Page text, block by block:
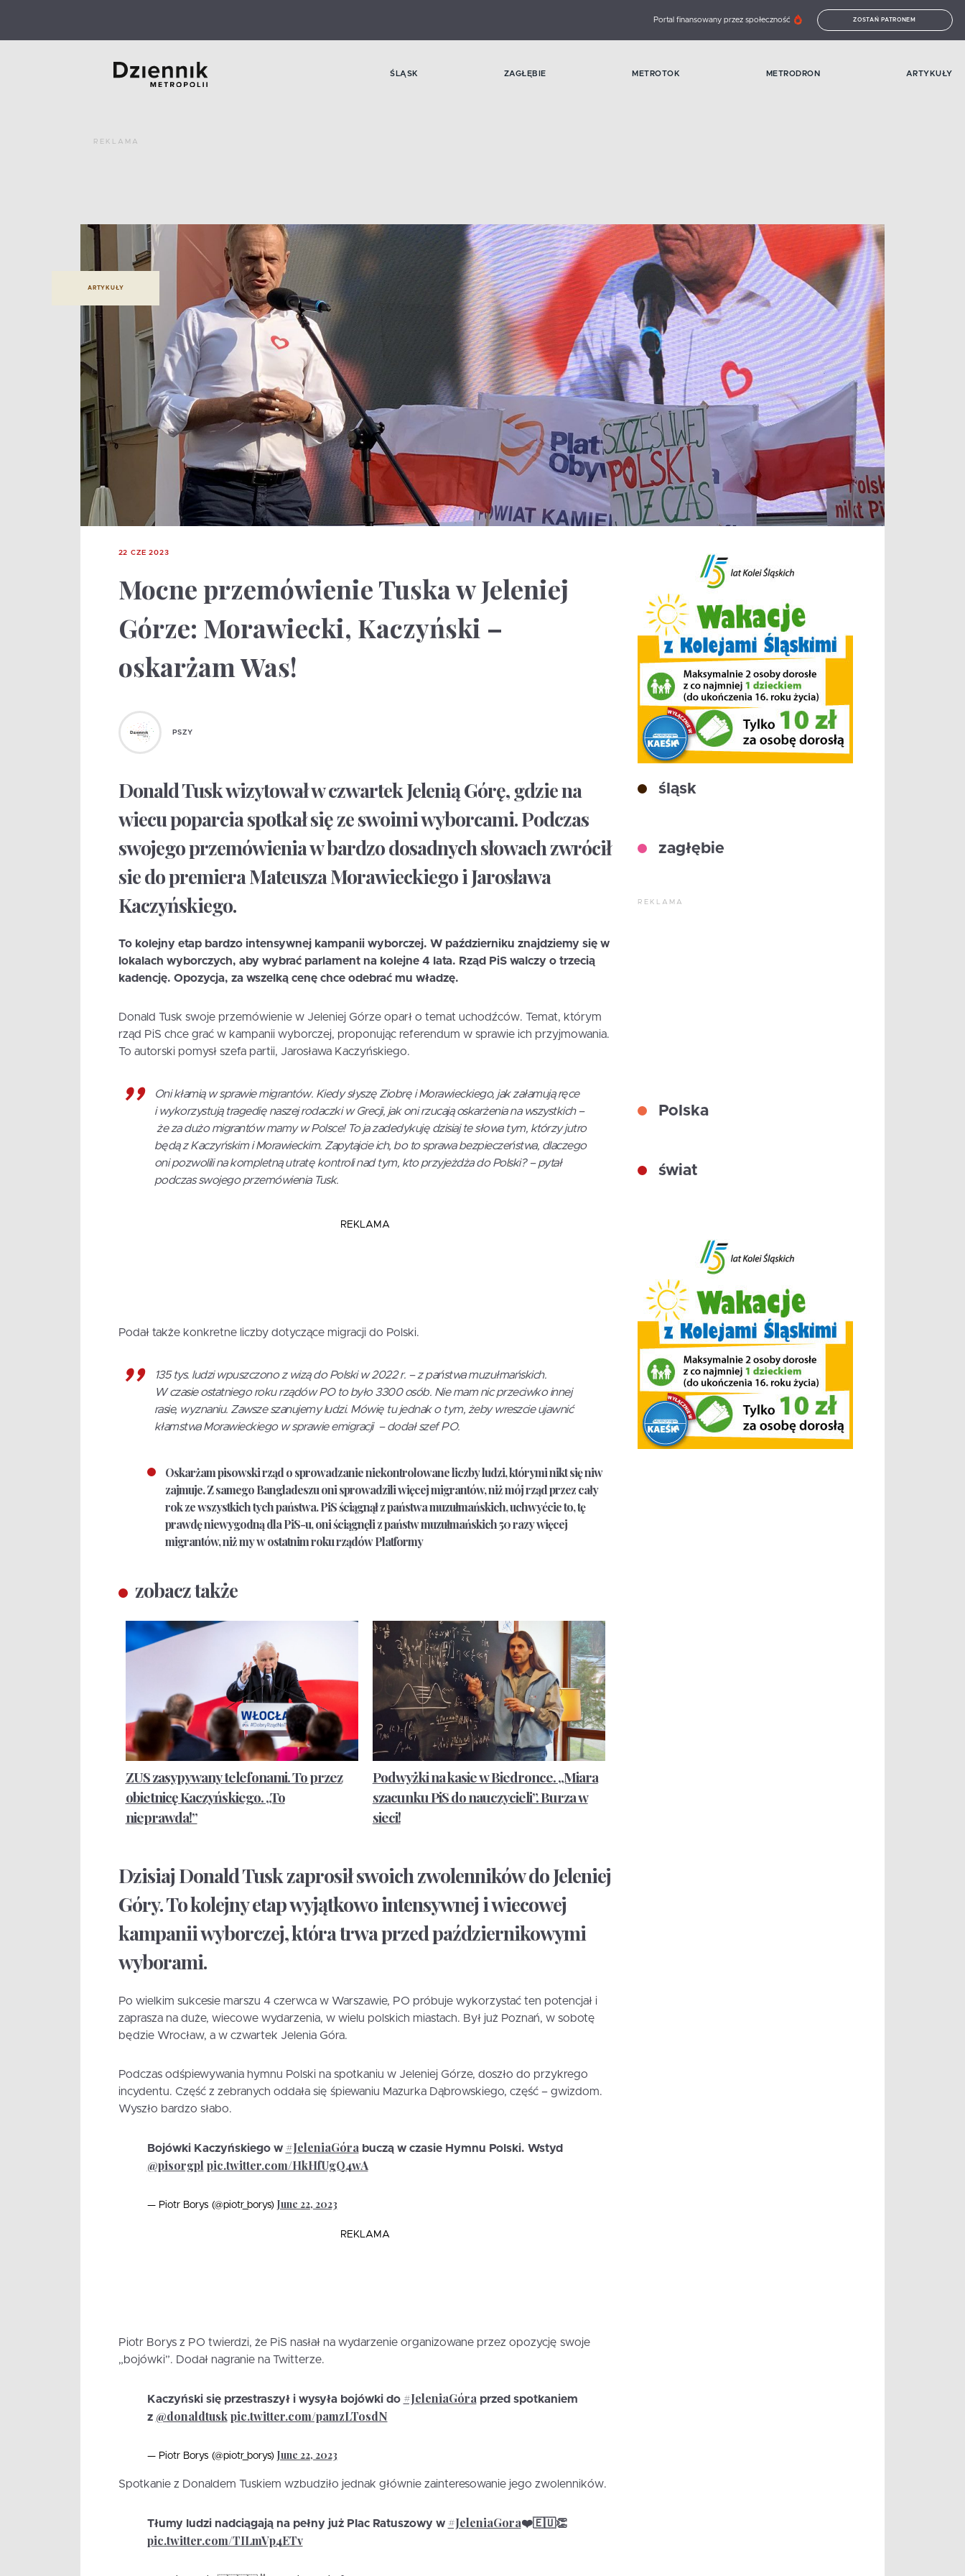
Portal finansowany przez społeczność ZOSTAŃ PATRONEM
ŚLĄSK ZAGŁĘBIE METROTOK METRODRON ARTYKUŁY
REKLAMA
ARTYKUŁY
22 CZE 2023
Mocne przemówienie Tuska w Jeleniej
Górze: Morawiecki, Kaczyński –
oskarżam Was!
PSZY
Donald Tusk wizytował w czwartek Jelenią Górę, gdzie na
wiecu poparcia spotkał się ze swoimi wyborcami. Podczas
swojego przemówienia w bardzo dosadnych słowach zwrócił
sie do premiera Mateusza Morawieckiego i Jarosława
Kaczyńskiego.
To kolejny etap bardzo intensywnej kampanii wyborczej. W październiku znajdziemy się w
lokalach wyborczych, aby wybrać parlament na kolejne 4 lata. Rząd PiS walczy o trzecią
kadencję. Opozycja, za wszelką cenę chce odebrać mu władzę.
Donald Tusk swoje przemówienie w Jeleniej Górze oparł o temat uchodźców. Temat, którym
rząd PiS chce grać w kampanii wyborczej, proponując referendum w sprawie ich przyjmowania.
To autorski pomysł szefa partii, Jarosława Kaczyńskiego.
Oni kłamią w sprawie migrantów. Kiedy słyszę Ziobrę i Morawieckiego, jak załamują ręce
i wykorzystują tragedię naszej rodaczki w Grecji, jak oni rzucają oskarżenia na wszystkich –
że za dużo migrantów mamy w Polsce! To ja zadedykuję dzisiaj te słowa tym, którzy jutro
będą z Kaczyńskim i Morawieckim. Zapytajcie ich, bo to sprawa bezpieczeństwa, dlaczego
oni pozwolili na kompletną utratę kontroli nad tym, kto przyjeżdża do Polski? – pytał
podczas swojego przemówienia Tusk.
REKLAMA
Podał także konkretne liczby dotyczące migracji do Polski.
135 tys. ludzi wpuszczono z wizą do Polski w 2022 r. – z państwa muzułmańskich.
W czasie ostatniego roku rządów PO to było 3300 osób. Nie mam nic przeciwko innej
rasie, wyznaniu. Zawsze szanujemy ludzi. Mówię tu jednak o tym, żeby wreszcie ujawnić
kłamstwa Morawieckiego w sprawie emigracji – dodał szef PO.
Oskarżam pisowski rząd o sprowadzanie niekontrolowane liczby ludzi, którymi nikt się niw
zajmuje. Z samego Bangladeszu oni sprowadzili więcej migrantów, niż mój rząd przez cały
rok ze wszystkich tych państwa. PiS ściągnął z państwa muzułmańskich, uchwyćcie to, tę
prawdę niewygodną dla PiS-u, oni ściągnęli z państw muzułmańskich 50 razy więcej
migrantów, niż my w ostatnim roku rządów Platformy
zobacz także
ZUS zasypywany telefonami. To przez
obietnicę Kaczyńskiego. „To
nieprawda!”
Podwyżki na kasie w Biedronce. „Miara
szacunku PiS do nauczycieli”. Burza w
sieci!
Dzisiaj Donald Tusk zaprosił swoich zwolenników do Jeleniej
Góry. To kolejny etap wyjątkowo intensywnej i wiecowej
kampanii wyborczej, która trwa przed październikowymi
wyborami.
Po wielkim sukcesie marszu 4 czerwca w Warszawie, PO próbuje wykorzystać ten potencjał i
zaprasza na duże, wiecowe wydarzenia, w wielu polskich miastach. Był już Poznań, w sobotę
będzie Wrocław, a w czwartek Jelenia Góra.
Podczas odśpiewywania hymnu Polski na spotkaniu w Jeleniej Górze, doszło do przykrego
incydentu. Część z zebranych oddała się śpiewaniu Mazurka Dąbrowskiego, część – gwizdom.
Wyszło bardzo słabo.
Bojówki Kaczyńskiego w #JeleniaGóra buczą w czasie Hymnu Polski. Wstyd
@pisorgpl pic.twitter.com/HkHfUgQ4wA
— Piotr Borys (@piotr_borys) June 22, 2023
REKLAMA
Piotr Borys z PO twierdzi, że PiS nasłał na wydarzenie organizowane przez opozycję swoje
„bojówki”. Dodał nagranie na Twitterze.
Kaczyński się przestraszył i wysyła bojówki do #JeleniaGóra przed spotkaniem
z @donaldtusk pic.twitter.com/pamzLTosdN
— Piotr Borys (@piotr_borys) June 22, 2023
Spotkanie z Donaldem Tuskiem wzbudziło jednak głównie zainteresowanie jego zwolenników.
Tłumy ludzi nadciągają na pełny już Plac Ratuszowy w #JeleniaGora❤️🇪🇺👏
pic.twitter.com/TILmVp4ETv
śląsk
zagłębie
REKLAMA
Polska
świat